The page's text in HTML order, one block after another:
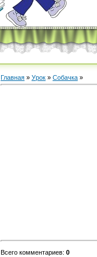
Главная » Урок » Собачка »
Всего комментариев: 0